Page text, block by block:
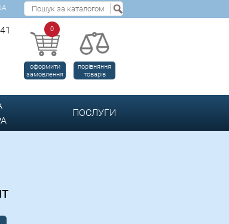
0
оформити
замовлення
порівняння
товарів
ПОСЛУГИ